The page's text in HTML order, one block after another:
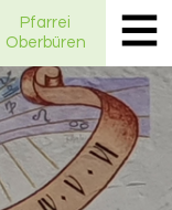
Pfarrei
Oberbüren